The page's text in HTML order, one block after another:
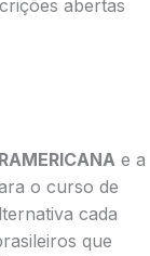
abertas
e a
o curso de
cada
que